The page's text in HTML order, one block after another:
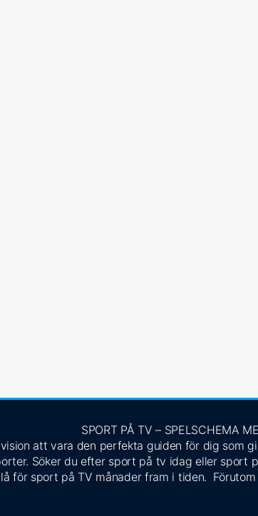
SPORT PÅ TV – SPELSCHEMA
att vara den perfekta guiden för dig som
Söker du efter sport på tv idag eller sport
för sport på TV månader fram i tiden.